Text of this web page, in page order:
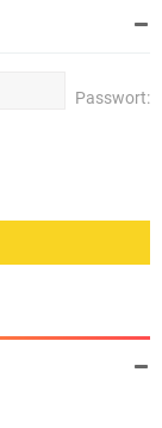
Passwort: